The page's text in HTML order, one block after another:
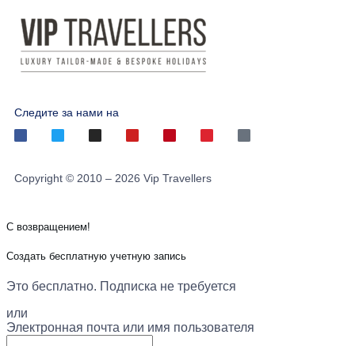
Следите за нами на
Copyright © 2010 – 2026 Vip Travellers
С возвращением!
Создать бесплатную учетную запись
Это бесплатно. Подписка не требуется
или
Электронная почта или имя пользователя